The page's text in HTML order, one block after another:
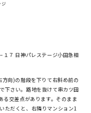
１７ 日神パレステージ小田急相
向)の階段を下りて右斜め前の
下さい。路地を抜けて串カツ田
交差点があります。そのまま
ただくと、右隣りマンション1